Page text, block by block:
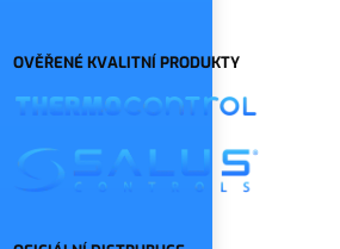
OVĚŘENÉ KVALITNÍ PRODUKTY